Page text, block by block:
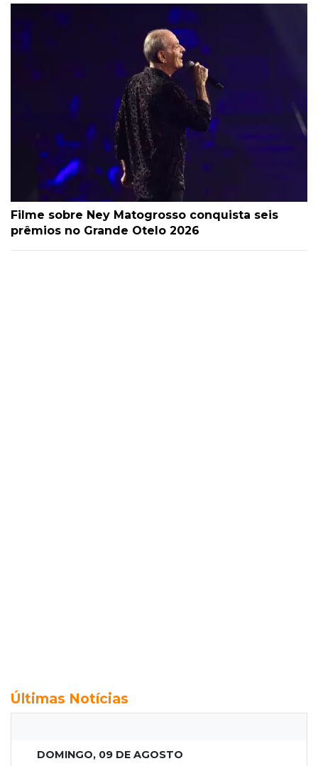
Filme sobre Ney Matogrosso conquista seis
prêmios no Grande Otelo 2026
Últimas Notícias
DOMINGO, 09 DE AGOSTO